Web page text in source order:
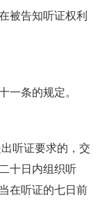
被告知听证权利
一条的规定。
听证要求的，交
十日内组织听
在听证的七日前